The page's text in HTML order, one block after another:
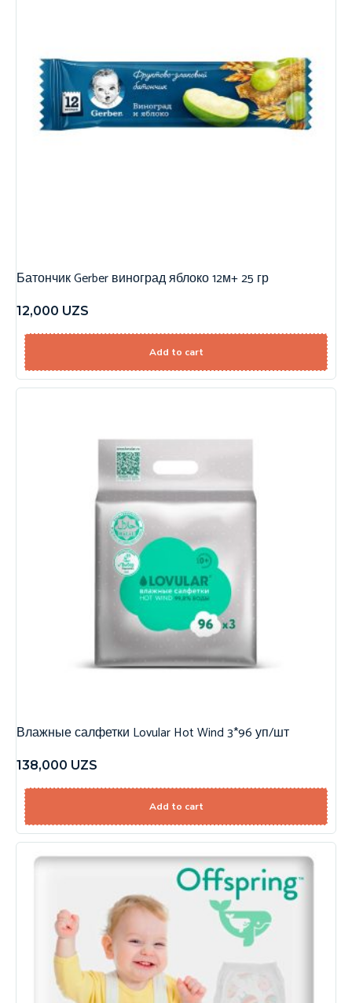
Батончик Gerber виноград яблоко 12м+ 25 гр
12,000 UZS
Add to cart
Влажные салфетки Lovular Hot Wind 3*96 уп/шт
138,000 UZS
Add to cart